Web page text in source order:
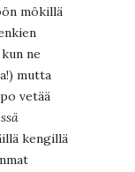
mökillä
ne
mutta
vetää
kengillä